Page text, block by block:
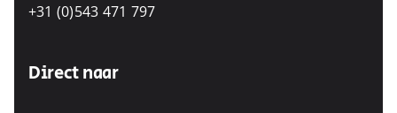
+31 (0)543 471 797
Direct naar